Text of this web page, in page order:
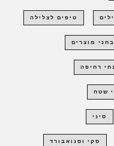
טיפים לצלילה
מוצרים
רחיפה
שטח
סיני
סקי וסנואבורד